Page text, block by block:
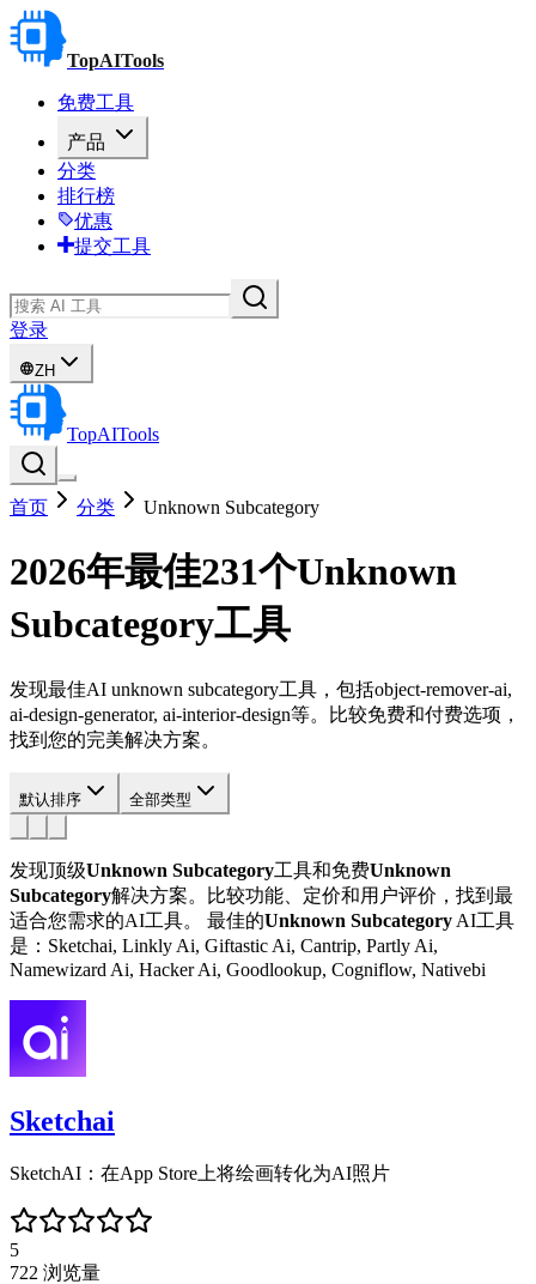
TopAITools
免费工具
产品
分类
排行榜
优惠
提交工具
登录
ZH
TopAITools
首页 分类 Unknown Subcategory
2026年最佳231个Unknown
Subcategory工具
发现最佳AI unknown subcategory工具，包括object-remover-ai,
ai-design-generator, ai-interior-design等。比较免费和付费选项，
找到您的完美解决方案。
默认排序 全部类型
发现顶级Unknown Subcategory工具和免费Unknown
Subcategory解决方案。比较功能、定价和用户评价，找到最
适合您需求的AI工具。
最佳的Unknown Subcategory AI工具
是：Sketchai, Linkly Ai, Giftastic Ai, Cantrip, Partly Ai,
Namewizard Ai, Hacker Ai, Goodlookup, Cogniflow, Nativebi
Sketchai
SketchAI：在App Store上将绘画转化为AI照片
5
722 浏览量